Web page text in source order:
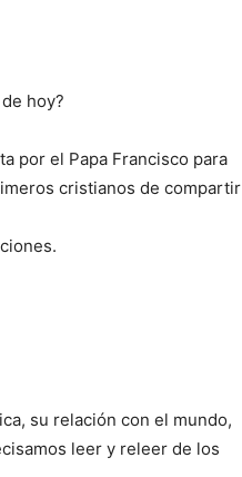
hoy?
por el Papa Francisco para
cristianos de compartir
su relación con el mundo,
leer y releer de los